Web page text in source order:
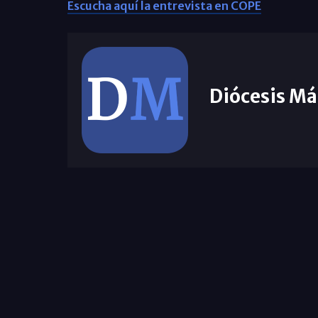
Escucha aquí la entrevista en COPE
Diócesis